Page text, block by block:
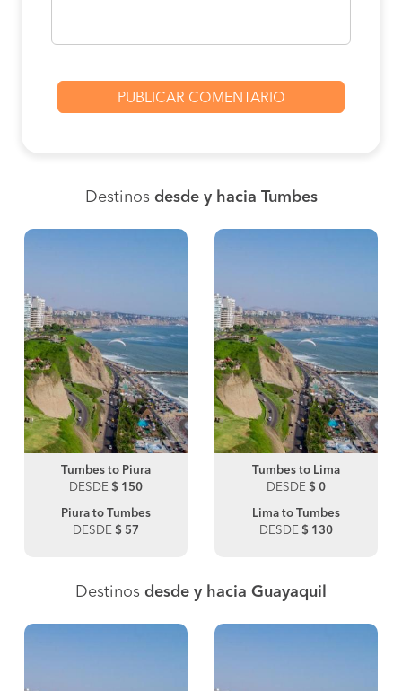
Destinos desde y hacia Tumbes
Tumbes to Piura
DESDE $ 150
Piura to Tumbes
DESDE $ 57
Tumbes to Lima
DESDE $ 0
Lima to Tumbes
DESDE $ 130
Destinos desde y hacia Guayaquil